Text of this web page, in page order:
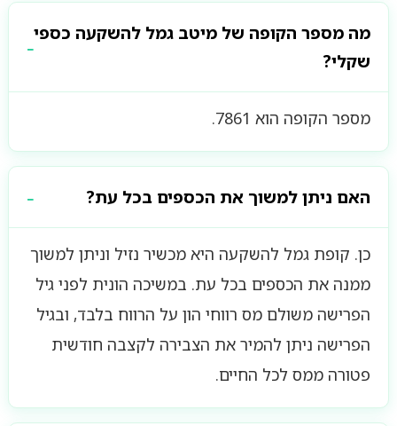
מה מספר הקופה של מיטב גמל להשקעה כספי
שקלי?
מספר הקופה הוא 7861.
האם ניתן למשוך את הכספים בכל עת?
כן. קופת גמל להשקעה היא מכשיר נזיל וניתן למשוך
ממנה את הכספים בכל עת. במשיכה הונית לפני גיל
הפרישה משולם מס רווחי הון על הרווח בלבד, ובגיל
הפרישה ניתן להמיר את הצבירה לקצבה חודשית
פטורה ממס לכל החיים.